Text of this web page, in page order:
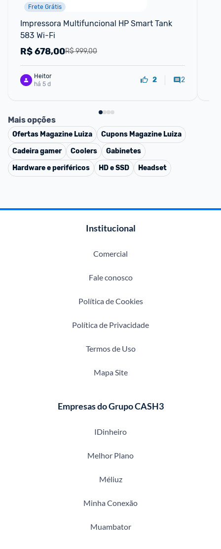
Frete Grátis
Impressora Multifuncional HP Smart Tank
583 Wi-Fi
R$ 999,00
R$678,00
Heitor
há 5 d
2 2
Mais opções
Ofertas Magazine Luiza Cupons Magazine Luiza
Cadeira gamer
Coolers
Gabinetes
Hardware e periféricos
HD e SSD Headset
Institucional
Comercial
Fale conosco
Política de Cookies
Política de Privacidade
Termos de Uso
Mapa Site
Empresas do Grupo CASH3
IDinheiro
Melhor Plano
Méliuz
Minha Conexão
Muambator